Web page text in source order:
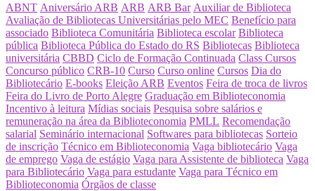
ABNT Aniversário ARB ARB ARB Bar Auxiliar de Biblioteca
Avaliação de Bibliotecas Universitárias pelo MEC Benefício para
associado Biblioteca Comunitária Biblioteca escolar Biblioteca
pública Biblioteca Pública do Estado do RS Bibliotecas Biblioteca
universitária CBBD Ciclo de Formação Continuada Class Cursos
Concurso público CRB-10 Curso Curso online Cursos Dia do
Bibliotecário E-books Eleição ARB Eventos Feira de troca de livros
Feira do Livro de Porto Alegre Graduação em Biblioteconomia
Incentivo à leitura Mídias sociais Pesquisa sobre salários e
remuneração na área da Biblioteconomia PMLL Recomendação
salarial Seminário internacional Softwares para bibliotecas Sorteio
de inscrição Técnico em Biblioteconomia Vaga bibliotecário Vaga
de emprego Vaga de estágio Vaga para Assistente de biblioteca Vaga
para Bibliotecário Vaga para estudante Vaga para Técnico em
Biblioteconomia Órgãos de classe